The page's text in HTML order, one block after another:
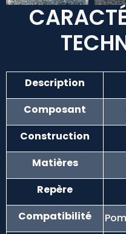
Description
Composant
Construction
Matières
Repère
Compatibilité